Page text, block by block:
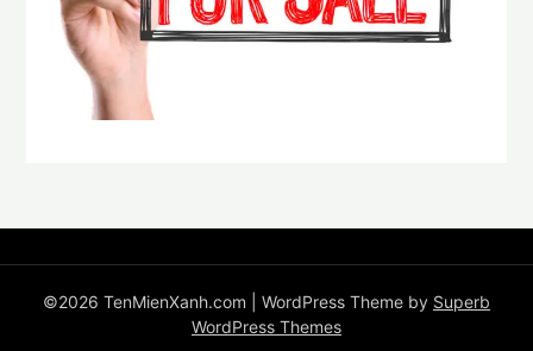
©2026 TenMienXanh.com | WordPress Theme by Superb
WordPress Themes